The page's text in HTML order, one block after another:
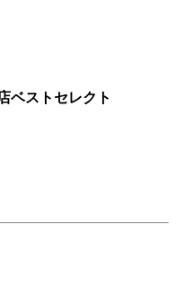
ベストセレクト